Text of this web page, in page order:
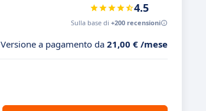
4.5
Sulla base di +200 recensioni
Versione a pagamento da 21,00 € /mese